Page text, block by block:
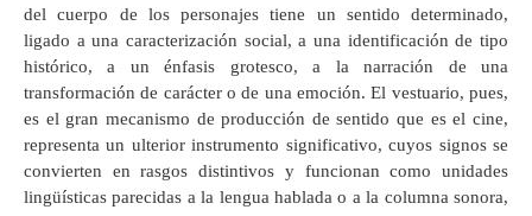
del cuerpo de los personajes tiene un sentido determinado,
ligado a una caracterización social, a una identificación de tipo
histórico, a un énfasis grotesco, a la narración de una
transformación de carácter o de una emoción. El vestuario, pues,
es el gran mecanismo de producción de sentido que es el cine,
representa un ulterior instrumento significativo, cuyos signos se
convierten en rasgos distintivos y funcionan como unidades
lingüísticas parecidas a la lengua hablada o a la columna sonora,